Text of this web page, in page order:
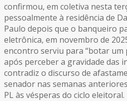
confirmou, em coletiva nesta
pessoalmente à residência de
Paulo depois que o banqueiro
eletrônica, em novembro de
encontro serviu para “botar um
após perceber a gravidade das
contradiz o discurso de
senador nas semanas
PL às vésperas do ciclo eleitoral.